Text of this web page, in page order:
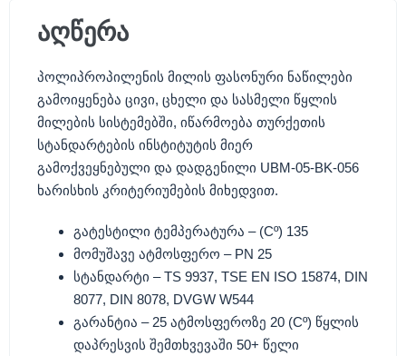
აღწერა
პოლიპროპილენის მილის ფასონური ნაწილები
გამოიყენება ცივი, ცხელი და სასმელი წყლის
მილების სისტემებში, იწარმოება თურქეთის
სტანდარტების ინსტიტუტის მიერ
გამოქვეყნებული და დადგენილი UBM-05-BK-056
ხარისხის კრიტერიუმების მიხედვით.
გატესტილი ტემპერატურა – (Cº) 135
მომუშავე ატმოსფერო – PN 25
სტანდარტი – TS 9937, TSE EN ISO 15874, DIN
8077, DIN 8078, DVGW W544
გარანტია – 25 ატმოსფეროზე 20 (Cº) წყლის
დაპრესვის შემთხვევაში 50+ წელი